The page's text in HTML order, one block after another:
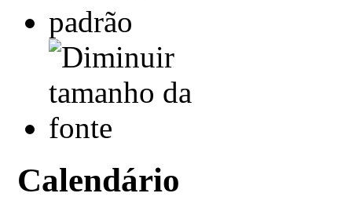
Calendário